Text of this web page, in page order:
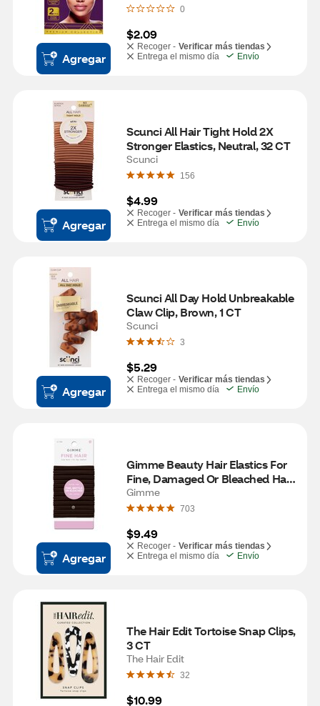
Agregar
0
$2.09
Recoger - Verificar más tiendas
Entrega el mismo día
Envío
Agregar
Scunci All Hair Tight Hold 2X
Stronger Elastics, Neutral, 32 CT
Scunci
156
$4.99
Recoger - Verificar más tiendas
Entrega el mismo día
Envío
Agregar
Scunci All Day Hold Unbreakable
Claw Clip, Brown, 1 CT
Scunci
3
$5.29
Recoger - Verificar más tiendas
Entrega el mismo día
Envío
Agregar
Gimme Beauty Hair Elastics For
Fine, Damaged Or Bleached Hair,
Brown, 12 CT
Gimme
703
$9.49
Recoger - Verificar más tiendas
Entrega el mismo día
Envío
The Hair Edit Tortoise Snap Clips,
3 CT
The Hair Edit
32
$10.99